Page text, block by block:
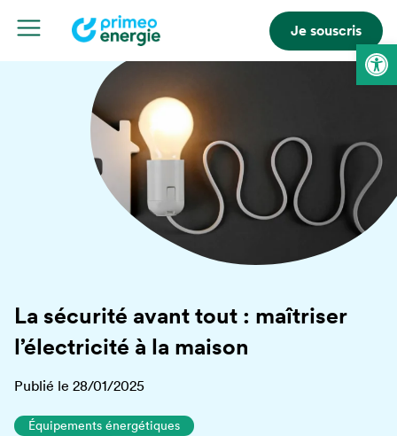
Je souscris
La sécurité avant tout : maîtriser
l’électricité à la maison
Publié le 28/01/2025
Équipements énergétiques
Ouvrir